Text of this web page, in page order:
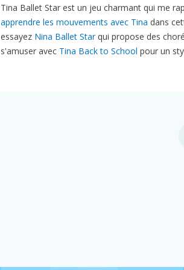
Tina Ballet Star est un jeu charmant qui me
apprendre les mouvements avec Tina dans
essayez Nina Ballet Starqui propose des
s'amuser avec Tina Back to School pour un